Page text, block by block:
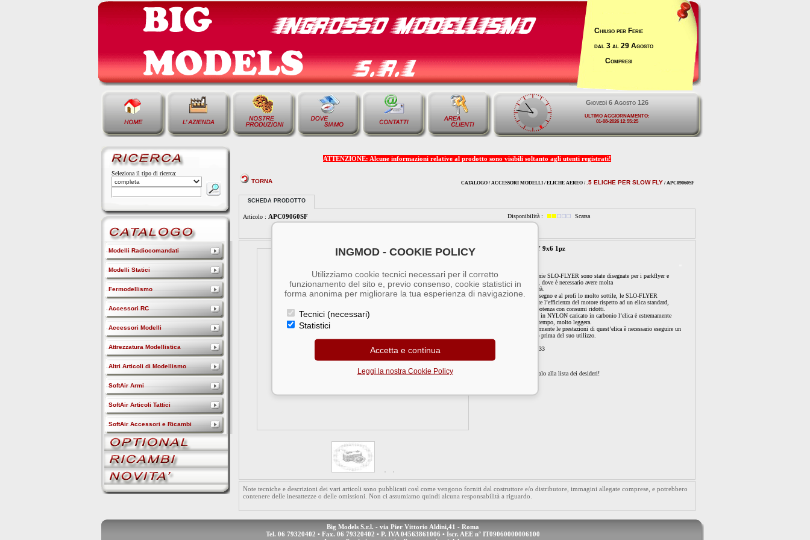
Chiuso per Ferie
dal 3 al 29 Agosto
Compresi
Seleziona il tipo di ricerca:
Modelli Radiocomandati
Modelli Statici
Fermodellismo
Accessori RC
Accessori Modelli
Attrezzatura Modellistica
Altri Articoli di Modellismo
SoftAir Armi
SoftAir Articoli Tattici
SoftAir Accessori e Ricambi
ATTENZIONE: Alcune informazioni relative al prodotto sono visibili soltanto agli utenti registrati!
TORNA CATALOGO / ACCESSORI MODELLI / ELICHE AEREO / .5 ELICHE PER SLOW FLY / APC09060SF
SCHEDA PRODOTTO
Articolo : APC09060SF Disponibilità : Scarsa
ELICA SLOW FLY 9x6 1pz
Le eliche APC della serie SLO-FLYER sono state disegnate per i parkflyer e
slowflyer più moderni, dove è necessario avere molta
coppia ma poca velocità.
Grazie al particolare disegno e al profi lo molto sottile, le SLO-FLYER
aumentano radicalmente l’efficienza del motore rispetto ad un elica standard,
garantendo maggiore potenza con consumi ridotti.
Grazie alla costruzione in NYLON caricato in carbonio l’elica è estremamente
rigida ma, allo stesso tempo, molto leggera.
Per ottimizzare ulteriormente le prestazioni di quest’elica è necessario eseguire un
bilanciamento accurato prima del suo utilizzo.
Barcode 0686661090033
Aggiungi l'articolo alla lista dei desideri!
Note tecniche e descrizioni dei vari articoli sono pubblicati così come vengono forniti dal costruttore e/o distributore, immagini allegate comprese, e potrebbero
contenere delle inesattezze o delle omissioni. Non ci assumiamo quindi alcuna responsabilità a riguardo.
Big Models S.r.l. - via Pier Vittorio Aldini,41 - Roma
Tel. 06 79320402 • Fax. 06 79320402 • P. IVA 04563861006 • Iscr. AEE n° IT09060000006100
INGMOD - COOKIE POLICY
Utilizziamo cookie tecnici necessari per il corretto
funzionamento del sito e, previo consenso, cookie statistici in
forma anonima per migliorare la tua esperienza di navigazione.
Tecnici (necessari)
Statistici
Accetta e continua
Leggi la nostra Cookie Policy